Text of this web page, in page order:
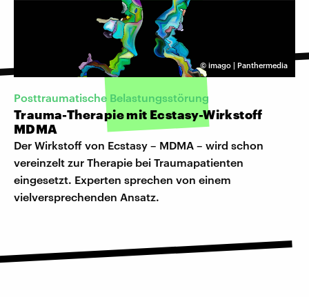
© imago | Panthermedia
Posttraumatische Belastungsstörung
Trauma-Therapie mit Ecstasy-Wirkstoff
MDMA
Der Wirkstoff von Ecstasy – MDMA – wird schon
vereinzelt zur Therapie bei Traumapatienten
eingesetzt. Experten sprechen von einem
vielversprechenden Ansatz.